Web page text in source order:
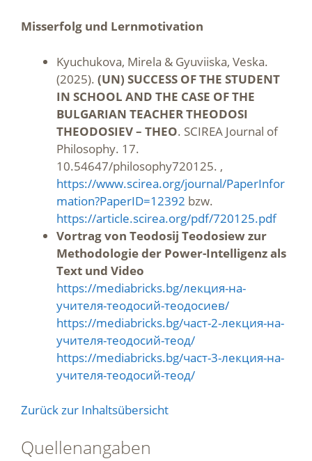
Misserfolg und Lernmotivation
Kyuchukova, Mirela & Gyuviiska, Veska.
(2025). (UN) SUCCESS OF THE STUDENT
IN SCHOOL AND THE CASE OF THE
BULGARIAN TEACHER THEODOSI
THEODOSIEV – THEO. SCIREA Journal of
Philosophy. 17.
10.54647/philosophy720125. ,
https://www.scirea.org/journal/PaperInfor
mation?PaperID=12392 bzw.
https://article.scirea.org/pdf/720125.pdf
Vortrag von Teodosij Teodosiew zur
Methodologie der Power-Intelligenz als
Text und Video
https://mediabricks.bg/лекция-на-
учителя-теодосий-теодосиев/
https://mediabricks.bg/част-2-лекция-на-
учителя-теодосий-теод/
https://mediabricks.bg/част-3-лекция-на-
учителя-теодосий-теод/
Zurück zur Inhaltsübersicht
Quellenangaben